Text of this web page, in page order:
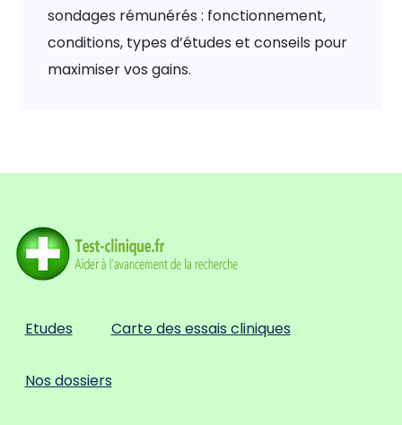
sondages rémunérés : fonctionnement,
conditions, types d’études et conseils pour
maximiser vos gains.
Etudes Carte des essais cliniques
Nos dossiers